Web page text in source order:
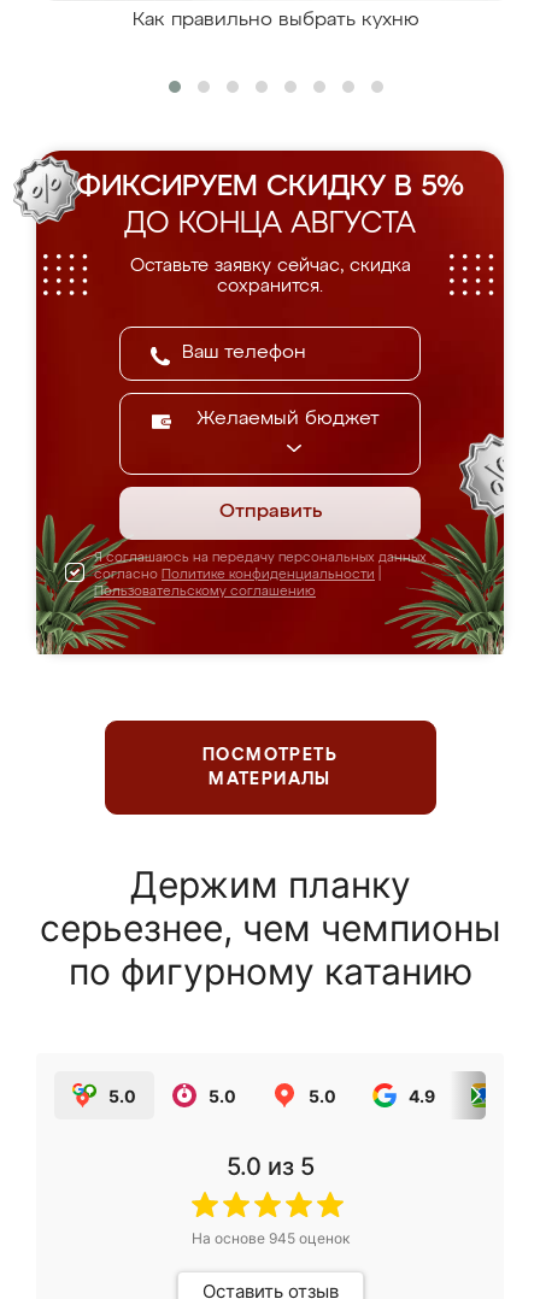
Как правильно выбрать кухню
ФИКСИРУЕМ СКИДКУ В 5%
ДО КОНЦА АВГУСТА
Оставьте заявку сейчас, скидка
сохранится.
Желаемый бюджет
Отправить
Я соглашаюсь на передачу персональных данных
согласно Политике конфиденциальности
Пользовательскому соглашению
ПОСМОТРЕТЬ
МАТЕРИАЛЫ
Держим планку
серьезнее, чем чемпионы
по фигурному катанию
5.0 5.0 5.0 4.9
5.0 из 5
На основе 945оценок
Оставить отзыв